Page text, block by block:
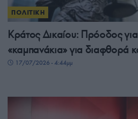
ΠΟΛΙΤΙΚΗ
Κράτος Δικαίου: Πρόοδος
«καμπανάκια» για διαφθορά
17/07/2026 - 4:44μμ